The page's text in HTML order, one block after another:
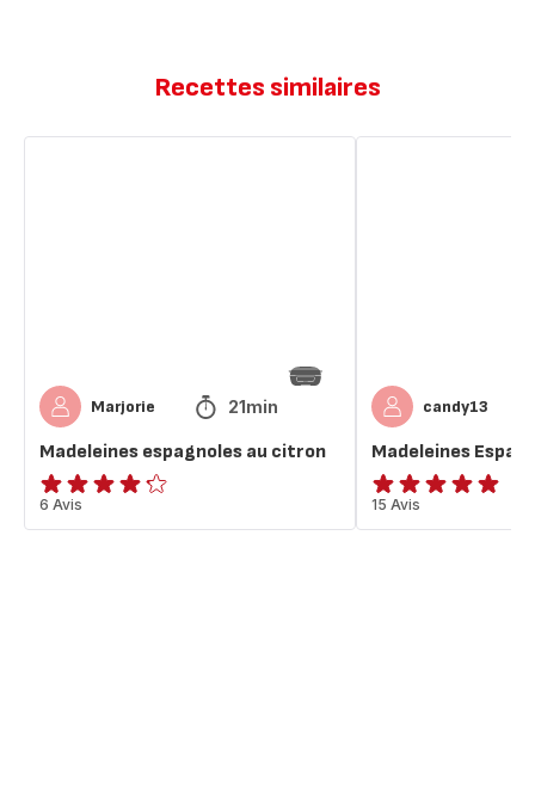
Recettes similaires
Marjorie 21min
Madeleines espagnoles au citron
ratings.4.2
6 Avis
candy13
Madeleines
Avis
5
15 Avis